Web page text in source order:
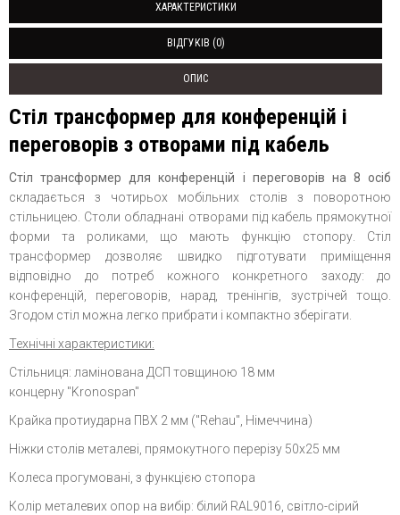
ХАРАКТЕРИСТИКИ
ВІДГУКІВ (0)
ОПИС
Стіл трансформер для конференцій і
переговорів з отворами під кабель
Стіл трансформер для конференцій і переговорів на 8 осіб
складається з чотирьох мобільних столів з поворотною
стільницею. Столи обладнані отворами під кабель прямокутної
форми та роликами, що мають функцію стопору. Стіл
трансформер дозволяє швидко підготувати приміщення
відповідно до потреб кожного конкретного заходу: до
конференцій, переговорів, нарад, тренінгів, зустрічей тощо.
Згодом стіл можна легко прибрати і компактно зберігати.
Технічні характеристики:
Стільниця: ламінована ДСП товщиною 18 мм
концерну "Kronospan"
Крайка протиударна ПВХ 2 мм ("Rehau", Німеччина)
Ніжки столів металеві, прямокутного перерізу 50x25 мм
Колеса прогумовані, з функцією стопора
Колір металевих опор на вибір: білий RAL9016, світло-сірий